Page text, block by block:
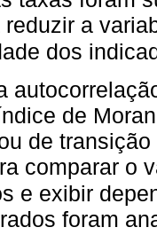
a
dos
de
de
comparar o
e exibir
foram